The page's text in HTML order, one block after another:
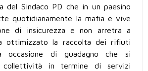
del Sindaco PD che in un paesino
quotidianamente la mafia e vive
di insicurezza e non arretra a
ottimizzato la raccolta dei rifiuti
occasione di guadagno che si
collettività in termine di servizi